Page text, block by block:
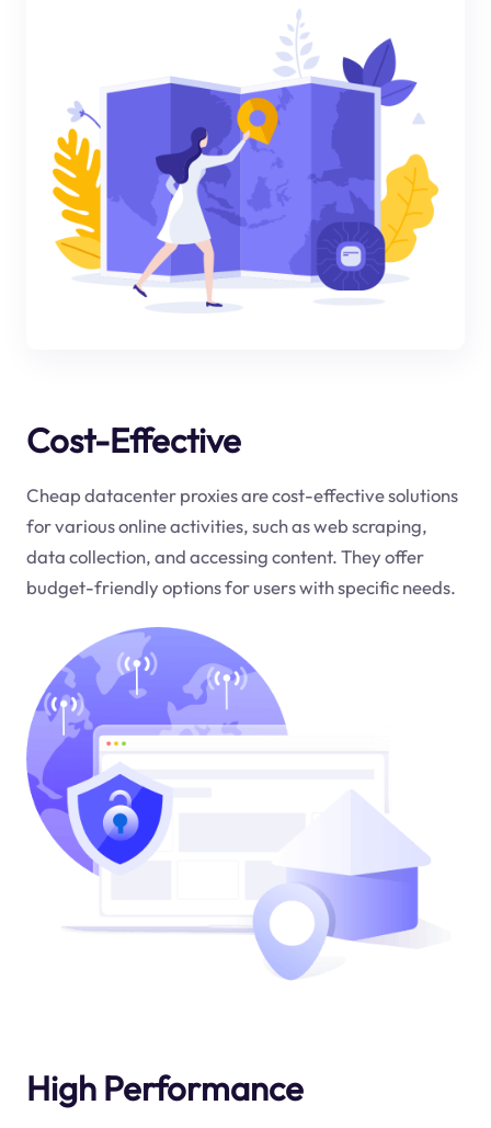
Cost-Effective
Cheap datacenter proxies are cost-effective solutions
for various online activities, such as web scraping,
data collection, and accessing content. They offer
budget-friendly options for users with specific needs.
High Performance